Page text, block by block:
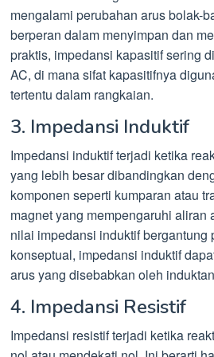
mengalami perubahan arus bolak-
berperan dalam menyimpan dan
praktis, impedansi kapasitif sering
AC, di mana sifat kapasitifnya
tertentu dalam rangkaian.
3. Impedansi Induktif
Impedansi induktif terjadi ketika
yang lebih besar dibandingkan
komponen seperti kumparan atau
magnet yang mempengaruhi
nilai impedansi induktif
konseptual, impedansi induktif
arus yang disebabkan oleh
4. Impedansi Resistif
Impedansi resistif terjadi ketika